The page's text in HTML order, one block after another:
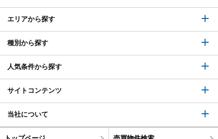
エリアから探す
種別から探す
人気条件から探す
サイトコンテンツ
当社について